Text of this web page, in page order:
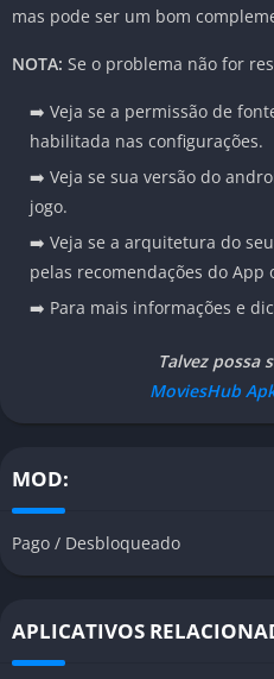
mas pode ser um bom
NOTA: Se o problema não for
➡️ Veja se a permissão de
habilitada nas configurações.
➡️ Veja se sua versão do
jogo.
➡️ Veja se a arquitetura do
pelas recomendações do App
➡️ Para mais informações e
Talvez possa
MoviesHub
MOD:
Pago / Desbloqueado
APLICATIVOS